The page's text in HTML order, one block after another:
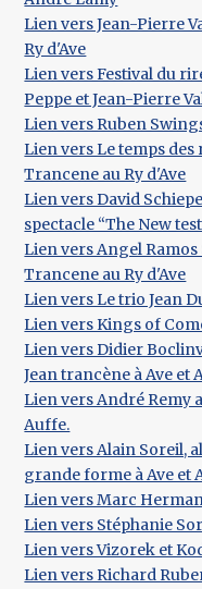
Lien vers Jean-Pierre
Ry d'Ave
Lien vers Festival du
Peppe et Jean-Pierre
Lien vers Ruben
Lien vers Le temps des
Trancene au Ry d'Ave
Lien vers David
spectacle “The New
Lien vers Angel Ramos
Trancene au Ry d'Ave
Lien vers Le trio Jean
Lien vers Kings of
Lien vers Didier
Jean trancène à Ave et
Lien vers André Remy
Auffe.
Lien vers Alain Soreil,
grande forme à Ave et
Lien vers Marc
Lien vers Stéphanie
Lien vers Vizorek et
Lien vers Richard